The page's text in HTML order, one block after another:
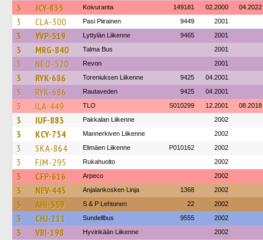
3 JCY-835 Koivuranta 149181 02.2000 04.2022
3 CLA-300 Pasi Piirainen 9449 2001
3 YVP-519 Lyttylän Liikenne 9465 2001
3 MRG-840 Talma Bus 2001
3 NEO-520 Revon 2001
3 RYK-686 Toreniuksen Liikenne 9425 04.2001
3 RYK-686 Rautaveden 9425 04.2001
3 ILA-449 TLO S010299 12.2001 08.2018
3 IUF-883 Pakkalan Liikenne 2002
3 KCY-754 Mannerkiven Liikenne 2002
3 SKA-864 Elimäen Liikenne P010162 2002
3 FJM-295 Rukahuolto 2002
3 CFP-616 Arpeco 2002
3 NEV-443 Anjalankosken Linja 1368 2002
3 AHI-359 S & P Lehtonen 22 2002
3 CHJ-211 Sundellbus 9555 2002
3 VBI-198 Hyvinkään Liikenne 2002